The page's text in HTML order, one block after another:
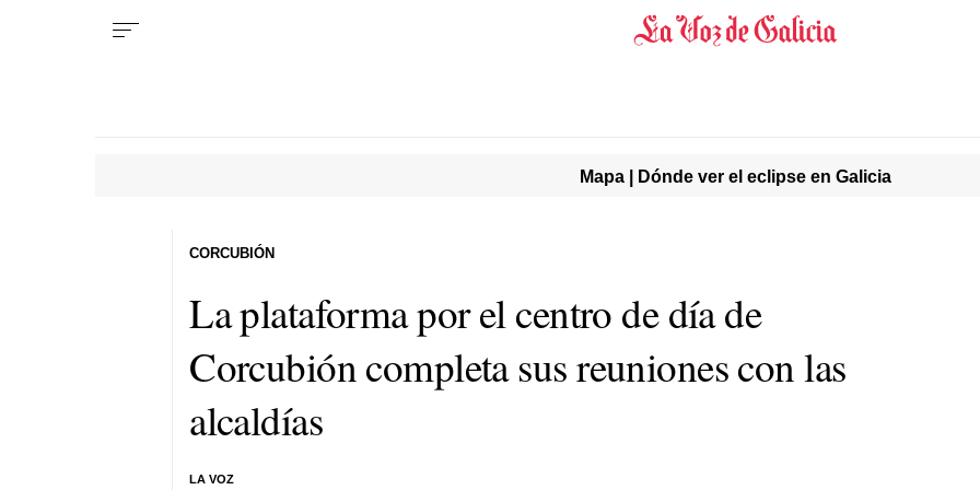
Mapa | Dónde ver el eclipse en Galicia
La plataforma por el centro de día de
Corcubión completa sus reuniones con las
alcaldías
LA VOZ
CORCUBIÓN